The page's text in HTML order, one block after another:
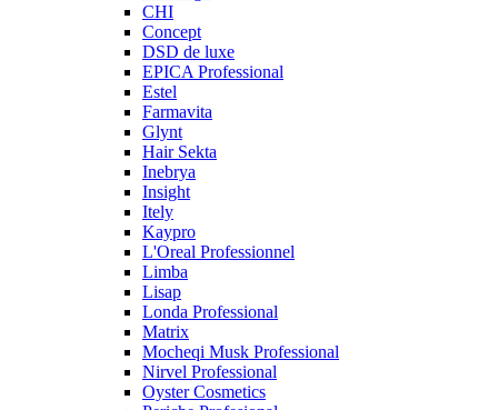
CHI
Concept
DSD de luxe
EPICA Professional
Estel
Farmavita
Glynt
Hair Sekta
Inebrya
Insight
Itely
Kaypro
L'Oreal Professionnel
Limba
Lisap
Londa Professional
Matrix
Mocheqi Musk Professional
Nirvel Professional
Oyster Cosmetics